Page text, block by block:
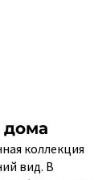
дома
коллекция
вид. В